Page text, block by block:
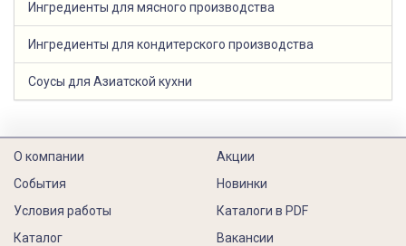
Ингредиенты для мясного производства
Ингредиенты для кондитерского производства
Соусы для Азиатской кухни
О компании
События
Условия работы
Каталог
Акции
Новинки
Каталоги в PDF
Вакансии